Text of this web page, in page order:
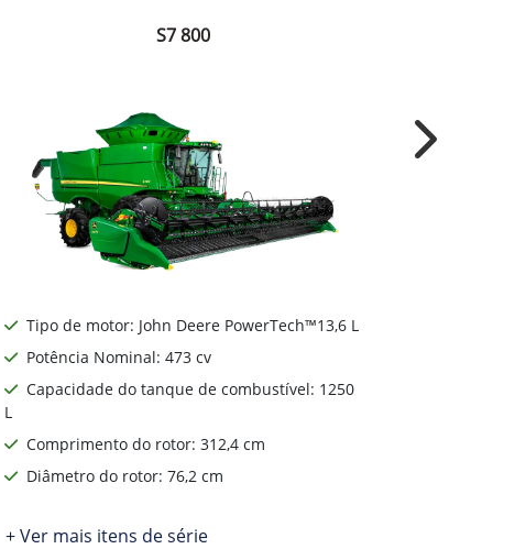
S7 800
Tipo de motor: John Deere PowerTech™13,6 L
Potência Nominal: 473 cv
Capacidade do tanque de combustível: 1250
L
Comprimento do rotor: 312,4 cm
Diâmetro do rotor: 76,2 cm
+ Ver mais itens de série
Next